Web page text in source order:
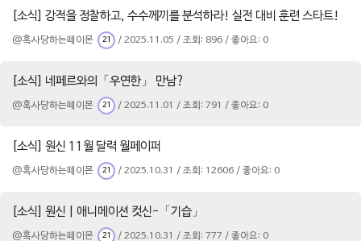
[소식] 강적을 정찰하고, 수수께끼를 분석하라! 실전 대비 훈련 스타트!
@혹사당하는페이몬 21 / 2025.11.05 / 조회: 896 / 좋아요: 0
[소식] 네페르와의「우연한」 만남?
@혹사당하는페이몬 21 / 2025.11.01 / 조회: 791 / 좋아요: 0
[소식] 원신 11월 달력 월페이퍼
@혹사당하는페이몬 21 / 2025.10.31 / 조회: 12606 / 좋아요: 0
[소식] 원신 | 애니메이션 컷신-「기습」
@혹사당하는페이몬 21 / 2025.10.31 / 조회: 777 / 좋아요: 0